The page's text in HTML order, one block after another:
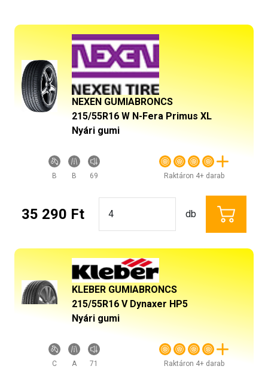
NEXEN GUMIABRONCS
215/55R16 W N-Fera Primus XL
Nyári gumi
B B 69 Raktáron 4+ darab
35 290 Ft db
KLEBER GUMIABRONCS
215/55R16 V Dynaxer HP5
Nyári gumi
C A 71 Raktáron 4+ darab